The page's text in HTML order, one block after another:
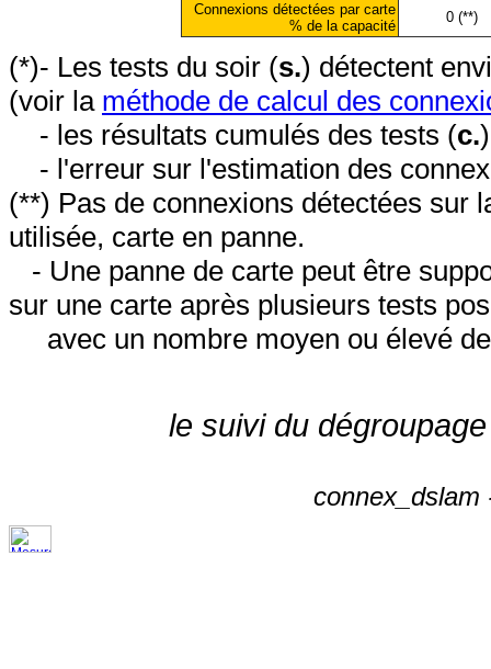
Connexions détectées par carte
% de la capacité
0 (**)
(*)- Les tests du soir (s.) détectent
(voir la méthode de calcul des
- les résultats cumulés des tests (c.
- l'erreur sur l'estimation des
(**) Pas de connexions détectées sur
utilisée, carte en panne.
- Une panne de carte peut être
sur une carte après plusieurs tests
avec un nombre moyen ou élevé
le suivi du
connex_dslam